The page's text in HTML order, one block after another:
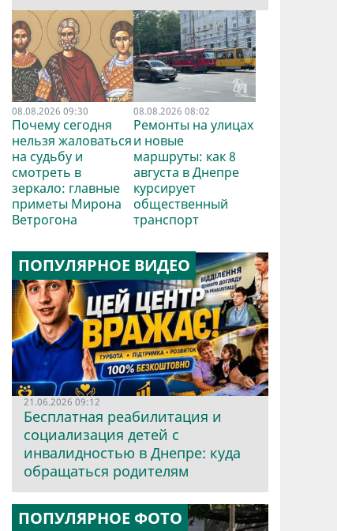
08.08.2026 09:30
Почему сегодня
нельзя жаловаться
на судьбу и
смотреть в
зеркало: главные
приметы Мирона
Ветрогона
08.08.2026 08:02
Ремонты на улицах
и новые
маршруты: как 8
августа в Днепре
курсирует
общественный
транспорт
ПОПУЛЯРНОЕ ВИДЕО
21.06.2026 09:12
Бесплатная реабилитация и
социализация детей с
инвалидностью в Днепре: куда
обращаться родителям
ПОПУЛЯРНОЕ ФОТО